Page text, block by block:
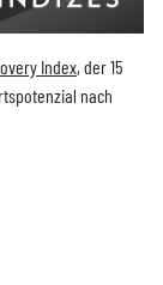
Index, der 15
nach